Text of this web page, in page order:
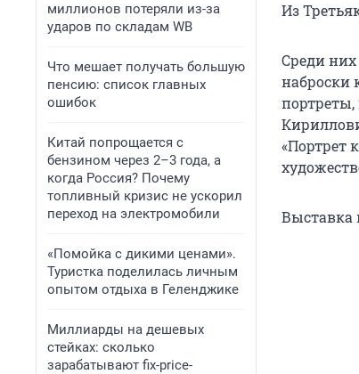
миллионов потеряли из-за
ударов по складам WB
Что мешает получать большую
пенсию: список главных
ошибок
Китай попрощается с
бензином через 2–3 года, а
когда Россия? Почему
топливный кризис не ускорил
переход на электромобили
«Помойка с дикими ценами».
Туристка поделилась личным
опытом отдыха в Геленджике
Миллиарды на дешевых
стейках: сколько
зарабатывают fix-price-
Из
Среди них
наброски
«Портрет
Выставка